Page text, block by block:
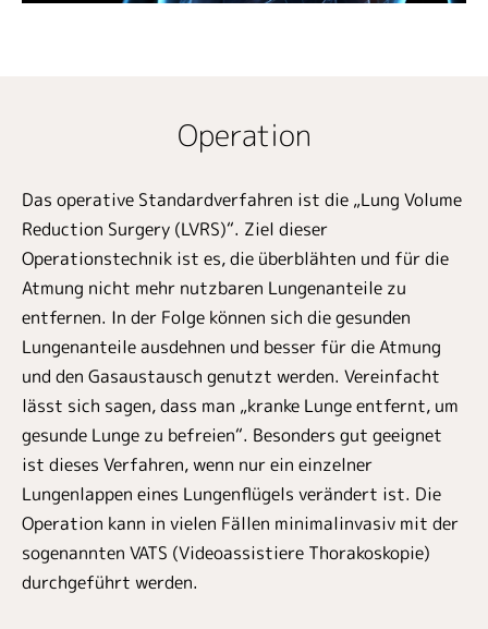
Operation
Das operative Standardverfahren ist die „Lung Volume
Reduction Surgery (LVRS)“. Ziel dieser
Operationstechnik ist es, die überblähten und für die
Atmung nicht mehr nutzbaren Lungenanteile zu
entfernen. In der Folge können sich die gesunden
Lungenanteile ausdehnen und besser für die Atmung
und den Gasaustausch genutzt werden. Vereinfacht
lässt sich sagen, dass man „kranke Lunge entfernt, um
gesunde Lunge zu befreien“. Besonders gut geeignet
ist dieses Verfahren, wenn nur ein einzelner
Lungenlappen eines Lungenflügels verändert ist. Die
Operation kann in vielen Fällen minimalinvasiv mit der
sogenannten VATS (Videoassistiere Thorakoskopie)
durchgeführt werden.